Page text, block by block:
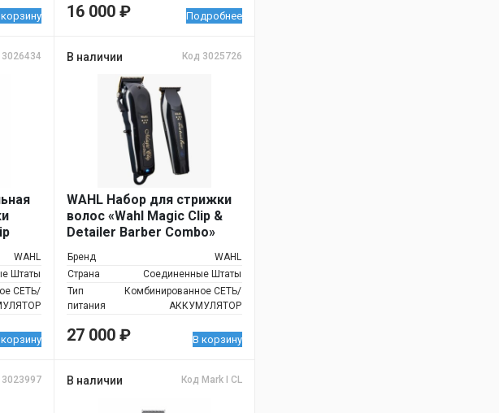
16 000 ₽ Подробнее
3026434
WAHL
Штаты
СЕТЬ/
В наличии Код 3025726
WAHL Набор для стрижки
волос «Wahl Magic Clip &
Detailer Barber Combo»
Бренд
WAHL
Страна
Соединенные Штаты
Тип
питания
Комбинированное СЕТЬ/
АККУМУЛЯТОР
27 000 ₽ В корзину
3023997 В наличии Код Mark I CL